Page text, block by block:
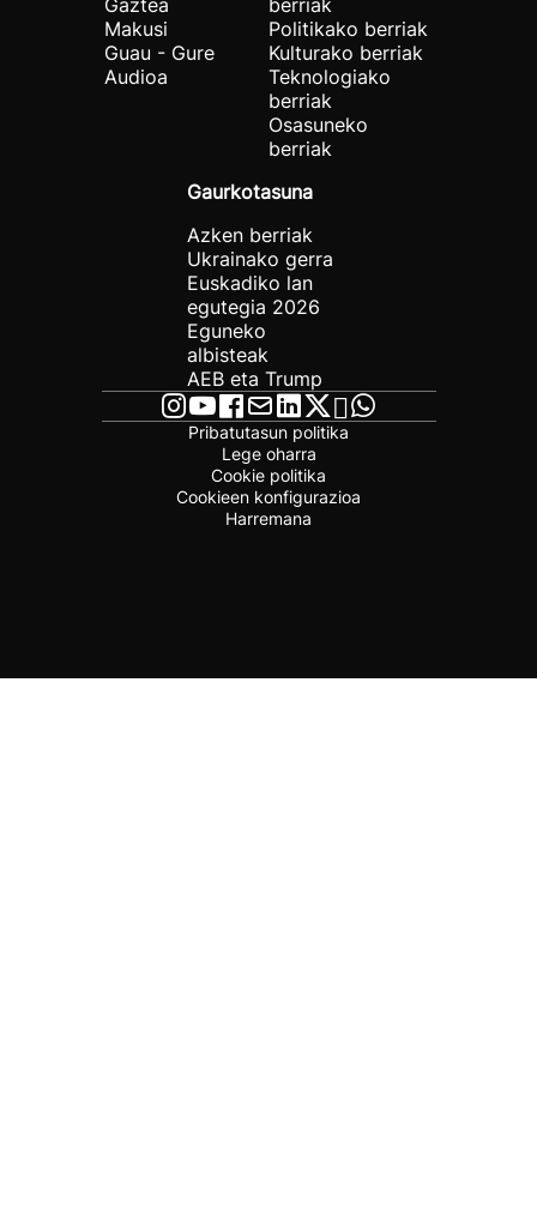
Gaztea
Makusi
Guau - Gure
Audioa
berriak
Politikako berriak
Kulturako berriak
Teknologiako
berriak
Osasuneko
berriak
Gaurkotasuna
Azken berriak
Ukrainako gerra
Euskadiko lan
egutegia 2026
Eguneko
albisteak
AEB eta Trump
Pribatutasun politika
Lege oharra
Cookie politika
Cookieen konfigurazioa
Harremana